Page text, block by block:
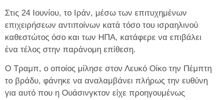
Στις 24 Ιουνίου, το Ιράν, μέσω των επιτυχημένων
επιχειρήσεων αντιποίνων κατά τόσο του ισραηλινού
καθεστώτος όσο και των ΗΠΑ, κατάφερε να επιβάλει
ένα τέλος στην παράνομη επίθεση.
Ο Τραμπ, ο οποίος μίλησε στον Λευκό Οίκο την Πέμπτη
το βράδυ, φάνηκε να αναλαμβάνει πλήρως την ευθύνη
για αυτό που η Ουάσινγκτον είχε προηγουμένως